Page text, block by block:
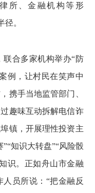
所、金融机构等形
径。
合多家机构举办“防
例，让村民在笑声中
携手当地监管部门、
趣味互动拆解电信诈
镇，开展理性投资主
知识大转盘”“风险骰
识。正如舟山市金融
员所说：“把金融反